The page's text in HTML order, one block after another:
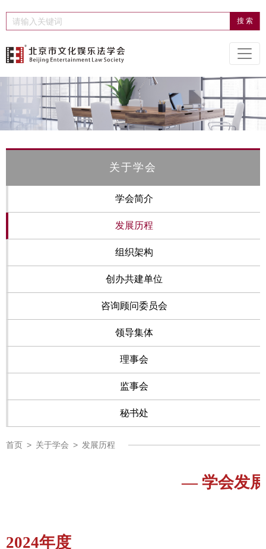
关于学会
学会简介
发展历程
组织架构
创办共建单位
咨询顾问委员会
领导集体
理事会
监事会
秘书处
首页 > 关于学会 > 发展历程